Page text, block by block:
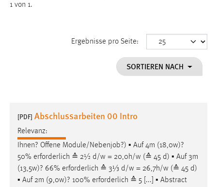
1 von 1.
Ergebnisse pro Seite:
SORTIEREN NACH
[PDF] Abschlussarbeiten 00 Intro
Relevanz:
Ihnen? Offene Module/Nebenjob?) ▪ Auf4m (18,0w)?
50% erforderlich ≙ 2½ d/w = 20,0h/w (≙ 45 d) ▪ Auf3m
(13,5w)? 66% erforderlich ≙ 3⅓ d/w = 26,7h/w (≙ 45 d)
▪ Auf2m (9,0w)? 100% erforderlich ≙ 5 [...] ▪ Abstract
Optionen des Benutzers
Name:
staticfilecache
Zweck:
Für performante Seitenauslieferung wird in diesem Cookie
gespeichert, ob man eingeloggt ist.